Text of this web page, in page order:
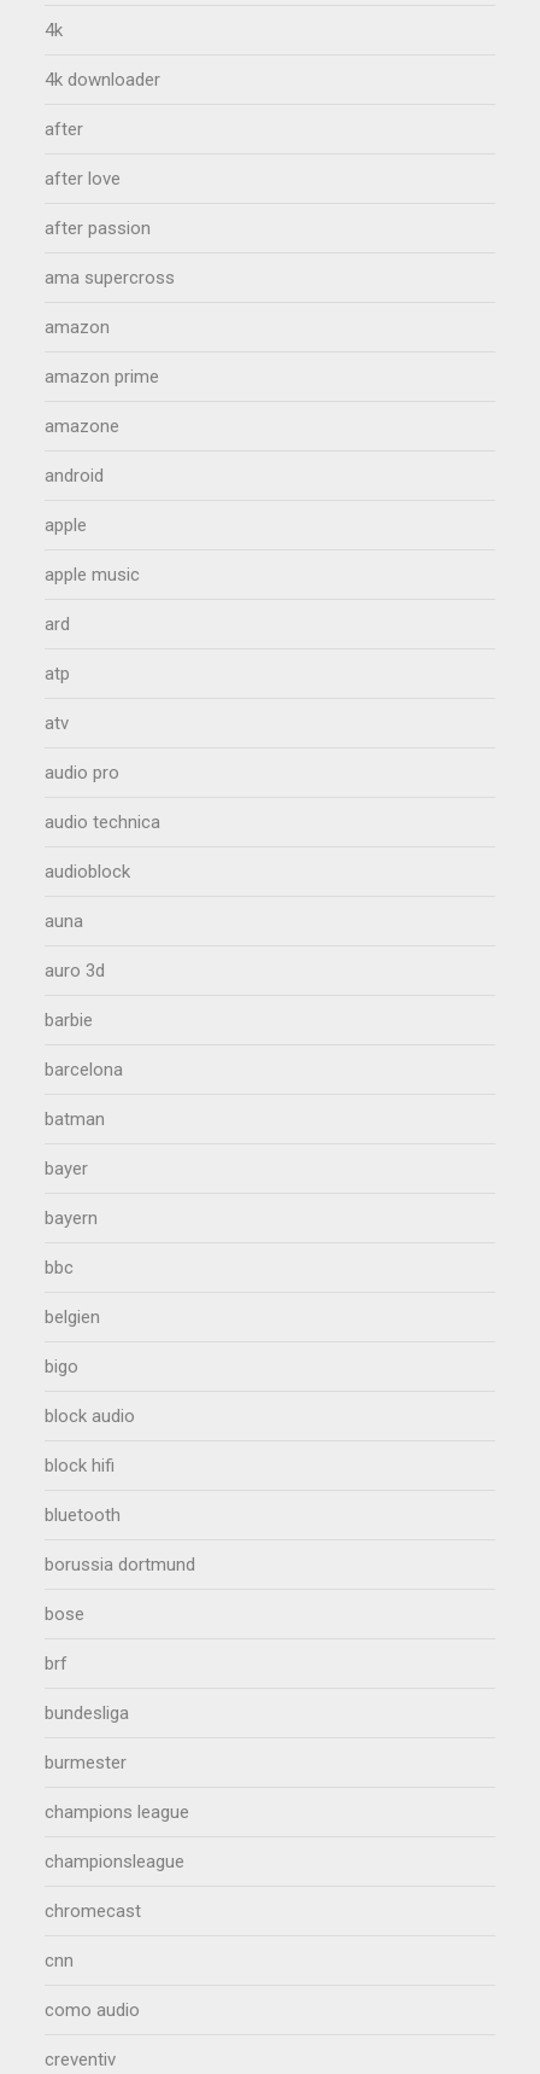
4k
4k downloader
after
after love
after passion
ama supercross
amazon
amazon prime
amazone
android
apple
apple music
ard
atp
atv
audio pro
audio technica
audioblock
auna
auro 3d
barbie
barcelona
batman
bayer
bayern
bbc
belgien
bigo
block audio
block hifi
bluetooth
borussia dortmund
bose
brf
bundesliga
burmester
champions league
championsleague
chromecast
cnn
como audio
creventiv